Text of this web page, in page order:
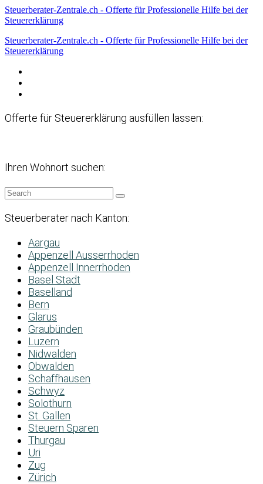
Steuerberater-Zentrale.ch - Offerte für Professionelle Hilfe bei der
Steuererklärung
Steuerberater-Zentrale.ch - Offerte für Professionelle Hilfe bei der
Steuererklärung
Offerte für Steuererklärung ausfüllen lassen:
Ihren Wohnort suchen:
Steuerberater nach Kanton:
Aargau
Appenzell Ausserrhoden
Appenzell Innerrhoden
Basel Stadt
Baselland
Bern
Glarus
Graubünden
Luzern
Nidwalden
Obwalden
Schaffhausen
Schwyz
Solothurn
St. Gallen
Steuern Sparen
Thurgau
Uri
Zug
Zürich